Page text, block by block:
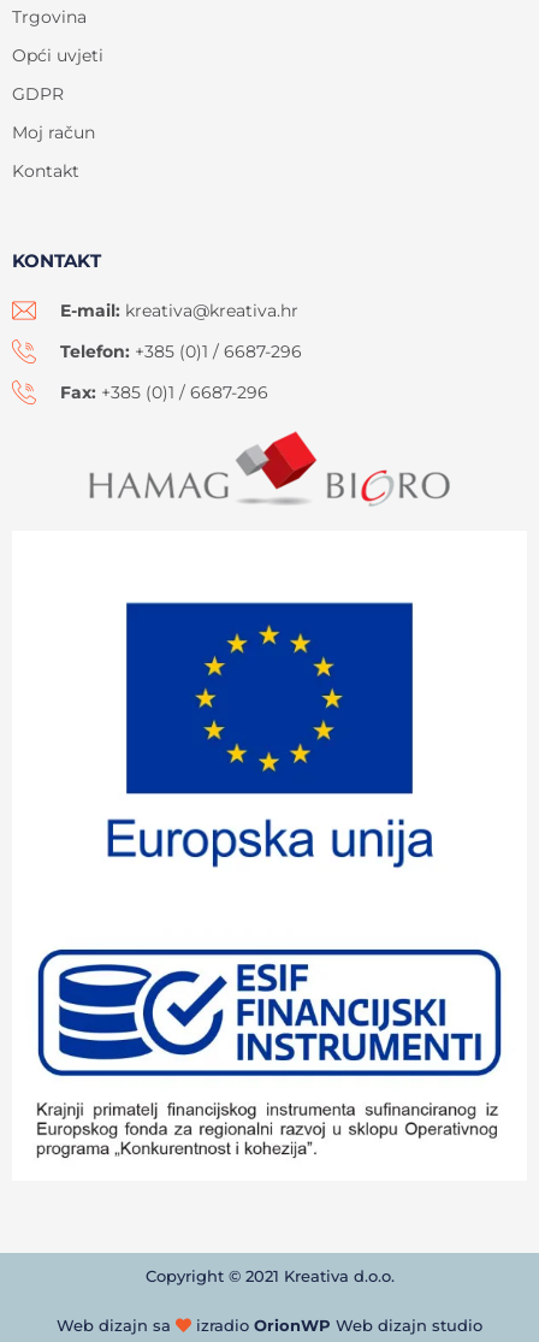
Trgovina
Opći uvjeti
GDPR
Moj račun
Kontakt
KONTAKT
E-mail: kreativa@kreativa.hr
Telefon: +385 (0)1 / 6687-296
Fax: +385 (0)1 / 6687-296
Copyright © 2021 Kreativa d.o.o.
Web dizajn sa izradio OrionWP Web dizajn studio